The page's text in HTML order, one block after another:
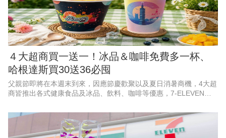
４大超商買一送一！冰品＆咖啡免費多一杯、
哈根達斯買30送36必囤
父親節即將在本週末到來，因應節慶歡聚以及夏日消暑商機，4大超
商皆推出各式健康食品及冰品、飲料、咖啡等優惠，7-ELEVEN聯
定芋頭品項買一